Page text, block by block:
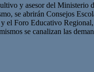
y asesor del Ministerio
se abrirán Consejos
Foro Educativo
se canalizan las